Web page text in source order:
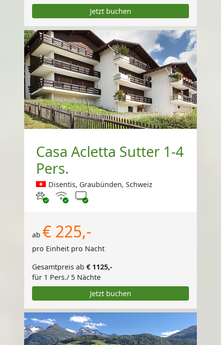
Jetzt buchen
Casa Acletta Sutter 1-4
Pers.
Disentis, Graubünden, Schweiz
Haustiere erlaubt
Internet
TV
ab € 225,-
pro Einheit pro Nacht
Gesamtpreis ab € 1125,-
für 1 Pers./ 5 Nächte
Jetzt buchen